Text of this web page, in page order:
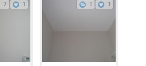
2 1 1 1